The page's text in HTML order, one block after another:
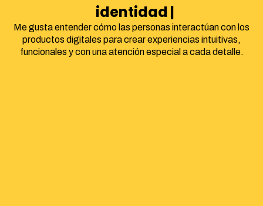
identidad corporati
Me gusta entender cómo las personas interactúan con los
productos digitales para crear experiencias intuitivas,
funcionales y con una atención especial a cada detalle.